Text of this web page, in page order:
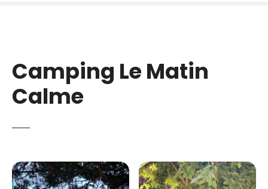
Camping Le Matin
Calme